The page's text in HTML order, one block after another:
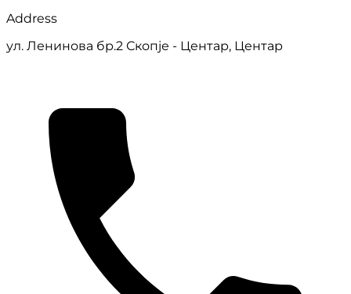
Address
ул. Ленинова бр.2 Скопје - Центар, Центар